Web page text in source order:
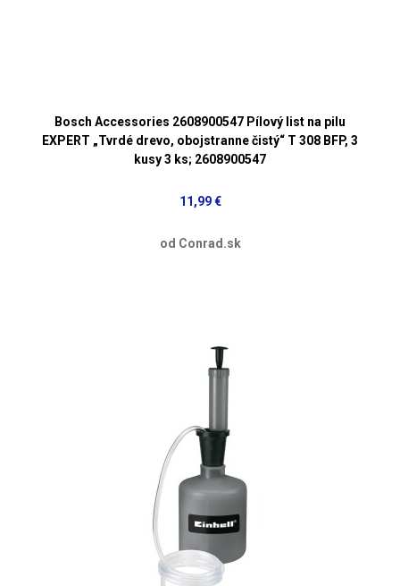
Bosch Accessories 2608900547 Pílový list na pilu
EXPERT „Tvrdé drevo, obojstranne čistý“ T 308 BFP, 3
kusy 3 ks; 2608900547
11,99 €
od Conrad.sk